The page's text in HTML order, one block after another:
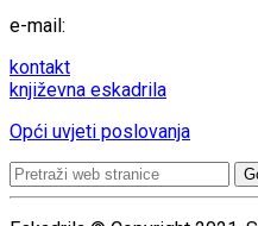
e-mail:
kontakt
književna eskadrila
Opći uvjeti poslovanja
Search
for: